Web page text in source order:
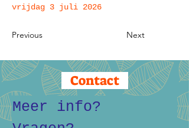
vrijdag 3 juli 2026
Previous Next
Contact
Meer info?